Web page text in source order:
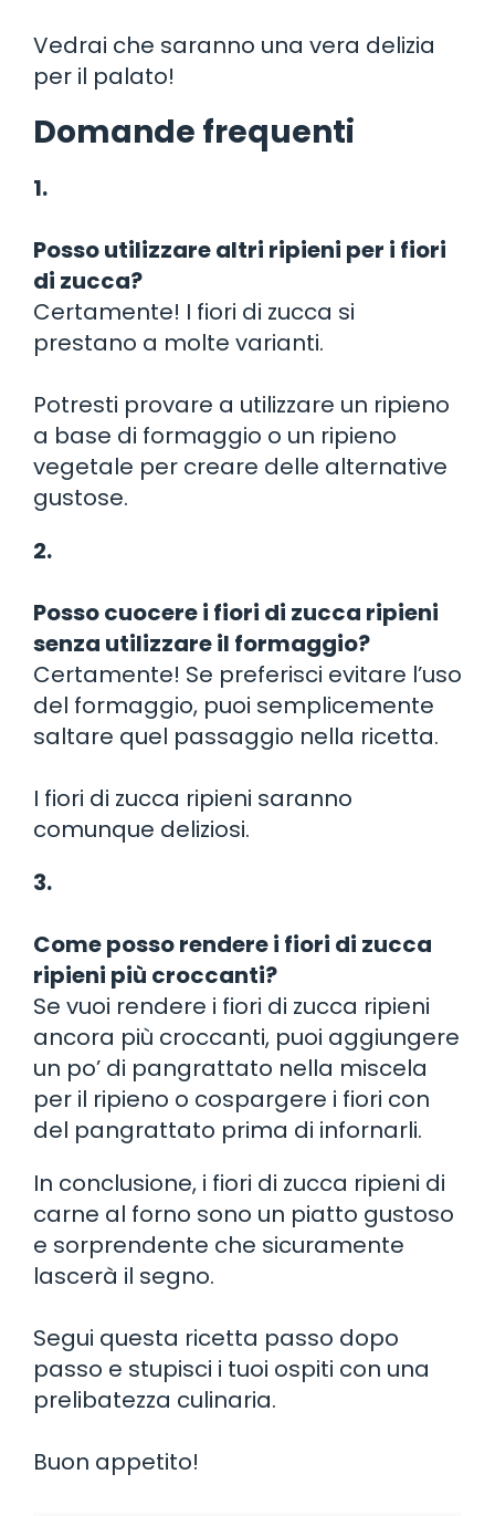
Vedrai che saranno una vera delizia
per il palato!
Domande frequenti
1.
Posso utilizzare altri ripieni per i fiori
di zucca?
Certamente! I fiori di zucca si
prestano a molte varianti.
Potresti provare a utilizzare un ripieno
a base di formaggio o un ripieno
vegetale per creare delle alternative
gustose.
2.
Posso cuocere i fiori di zucca ripieni
senza utilizzare il formaggio?
Certamente! Se preferisci evitare l’uso
del formaggio, puoi semplicemente
saltare quel passaggio nella ricetta.
I fiori di zucca ripieni saranno
comunque deliziosi.
3.
Come posso rendere i fiori di zucca
ripieni più croccanti?
Se vuoi rendere i fiori di zucca ripieni
ancora più croccanti, puoi aggiungere
un po’ di pangrattato nella miscela
per il ripieno o cospargere i fiori con
del pangrattato prima di infornarli.
In conclusione, i fiori di zucca ripieni di
carne al forno sono un piatto gustoso
e sorprendente che sicuramente
lascerà il segno.
Segui questa ricetta passo dopo
passo e stupisci i tuoi ospiti con una
prelibatezza culinaria.
Buon appetito!